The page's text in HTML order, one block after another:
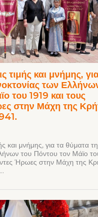
τιμής και μνήμης,
των
του 1919 και τους
στην Μάχη της
και μνήμης, για τα θύματα
του Πόντου τον Μάϊο
Ήρωες στην Μάχη της